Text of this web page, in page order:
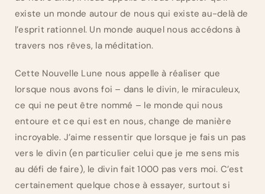
existe un monde autour de nous qui existe au-delà de
l’esprit rationnel. Un monde auquel nous accédons à
travers nos rêves, la méditation.
Cette Nouvelle Lune nous appelle à réaliser que
lorsque nous avons foi – dans le divin, le miraculeux,
ce qui ne peut être nommé – le monde qui nous
entoure et ce qui est en nous, change de manière
incroyable. J’aime ressentir que lorsque je fais un pas
vers le divin (en particulier celui que je me sens mis
au défi de faire), le divin fait 1000 pas vers moi. C’est
certainement quelque chose à essayer, surtout si